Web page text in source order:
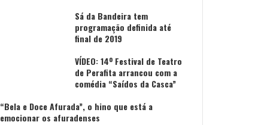
Sá da Bandeira tem
programação definida até
final de 2019
VÍDEO: 14º Festival de Teatro
de Perafita arrancou com a
comédia “Saídos da Casca”
“Bela e Doce Afurada”, o hino que está a
emocionar os afuradenses